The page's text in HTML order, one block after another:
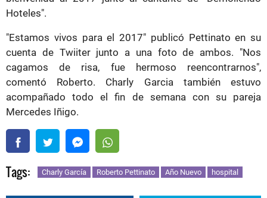
Hoteles".
"Estamos vivos para el 2017" publicó Pettinato en su
cuenta de Twiiter junto a una foto de ambos. "Nos
cagamos de risa, fue hermoso reencontrarnos",
comentó Roberto. Charly Garcia también estuvo
acompañado todo el fin de semana con su pareja
Mercedes Iñigo.
Tags: Charly García Roberto Pettinato Año Nuevo hospital